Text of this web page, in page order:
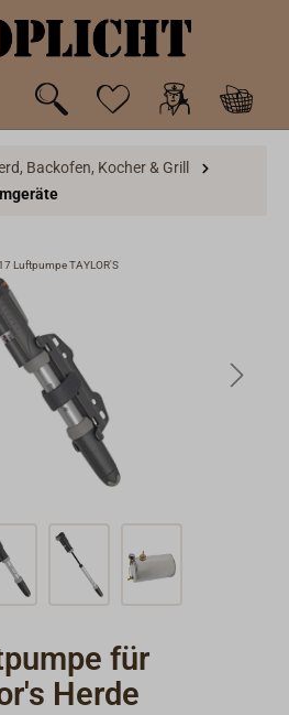
Backofen, Kocher & Grill
Luftpumpe TAYLOR'S
für
Herde